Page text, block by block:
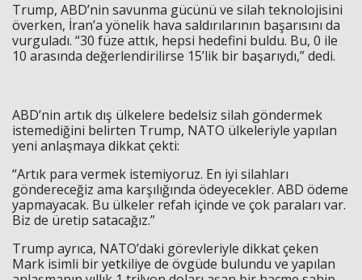
Trump, ABD’nin savunma gücünü ve silah teknolojisini
överken, İran’a yönelik hava saldırılarının başarısını da
vurguladı. “30 füze attık, hepsi hedefini buldu. Bu, 0 ile
10 arasında değerlendirilirse 15’lik bir başarıydı,” dedi.
ABD’nin artık dış ülkelere bedelsiz silah göndermek
istemediğini belirten Trump, NATO ülkeleriyle yapılan
yeni anlaşmaya dikkat çekti:
“Artık para vermek istemiyoruz. En iyi silahları
göndereceğiz ama karşılığında ödeyecekler. ABD ödeme
yapmayacak. Bu ülkeler refah içinde ve çok paraları var.
Biz de üretip satacağız.”
Trump ayrıca, NATO’daki görevleriyle dikkat çeken
Mark isimli bir yetkiliye de övgüde bulundu ve yapılan
Haberin Doğru Adresi.